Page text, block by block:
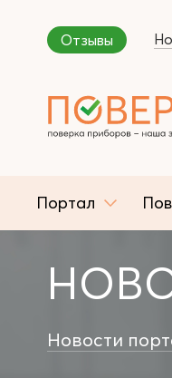
Отзывы
Портал
Новости